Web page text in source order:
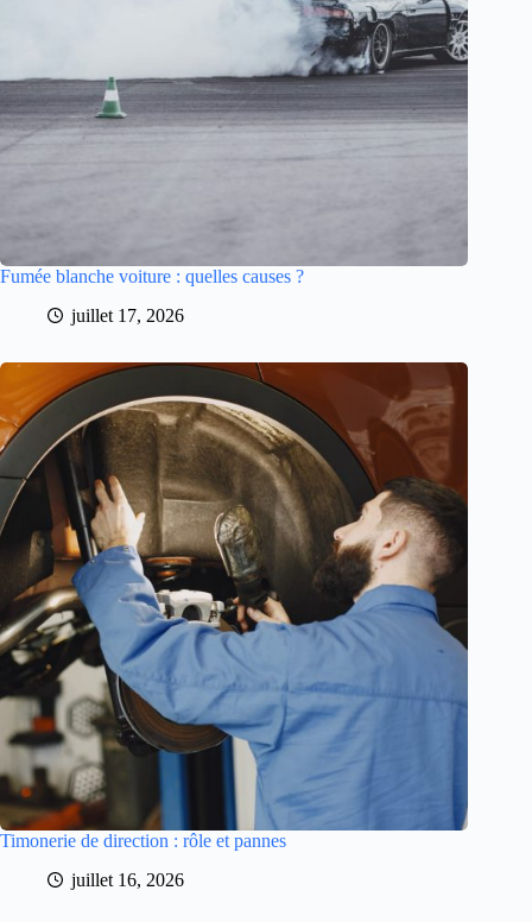
Fumée blanche voiture : quelles causes ?
juillet 17, 2026
Timonerie de direction : rôle et pannes
juillet 16, 2026